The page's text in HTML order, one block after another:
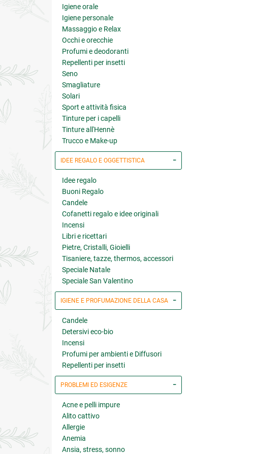
Igiene orale
Igiene personale
Massaggio e Relax
Occhi e orecchie
Profumi e deodoranti
Repellenti per insetti
Seno
Smagliature
Solari
Sport e attività fisica
Tinture per i capelli
Tinture all'Hennè
Trucco e Make-up
IDEE REGALO E OGGETTISTICA
Idee regalo
Buoni Regalo
Candele
Cofanetti regalo e idee originali
Incensi
Libri e ricettari
Pietre, Cristalli, Gioielli
Tisaniere, tazze, thermos, accessori
Speciale Natale
Speciale San Valentino
IGIENE E PROFUMAZIONE DELLA CASA
Candele
Detersivi eco-bio
Incensi
Profumi per ambienti e Diffusori
Repellenti per insetti
PROBLEMI ED ESIGENZE
Acne e pelli impure
Alito cattivo
Allergie
Anemia
Ansia, stress, sonno